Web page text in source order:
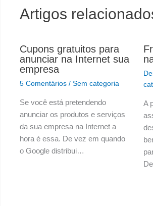
Artigos
Cupons gratuitos para
anunciar na Internet sua
empresa
5 Comentários / Sem categoria
Se você está pretendendo
anunciar os produtos e serviços
da sua empresa na Internet a
hora é essa. De vez em quando
o Google distribui…
A